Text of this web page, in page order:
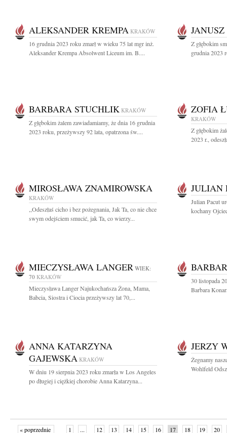
ALEKSANDER KREMPA KRAKÓW
16 grudnia 2023 roku zmarł w wieku 75 lat mgr inż.
Aleksander Krempa Absolwent Liceum im. B....
Z głębokim
grudnia 2023
BARBARA STUCHLIK KRAKÓW
Z głębokim żalem zawiadamiamy, że dnia 16 grudnia
2023 roku, przeżywszy 92 lata, opatrzona św....
ZOFIA
KRAKÓW
Z głębokim
2023 r.,
MIROSŁAWA ZNAMIROWSKA
KRAKÓW
,,Odeszłaś cicho i bez pożegnania, Jak Ta, co nie chce
swym odejściem smucić, jak Ta, co wierzy...
JULIAN
Julian Pacut
kochany
MIECZYSŁAWA LANGER WIEK:
70 KRAKÓW
Mieczysława Langer Najukochańsza Żona, Mama,
Babcia, Siostra i Ciocia przeżywszy lat 70,...
30 listopada
Barbara
ANNA KATARZYNA
GAJEWSKA KRAKÓW
W dniu 19 sierpnia 2023 roku zmarła w Los Angeles
po długiej i ciężkiej chorobie Anna Katarzyna...
JERZY
Żegnamy
Wohlfeld
« poprzednie 1 ... 12 13 14 15 16 17 18 19 20